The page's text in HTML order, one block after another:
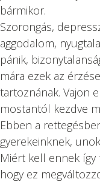
bármikor.
Szorongás,
aggodalom,
pánik,
mára ezek az
tartoznának. Vajon
mostantól kezdve
Ebben a
gyerekeinknek,
Miért kell ennek így
hogy ez